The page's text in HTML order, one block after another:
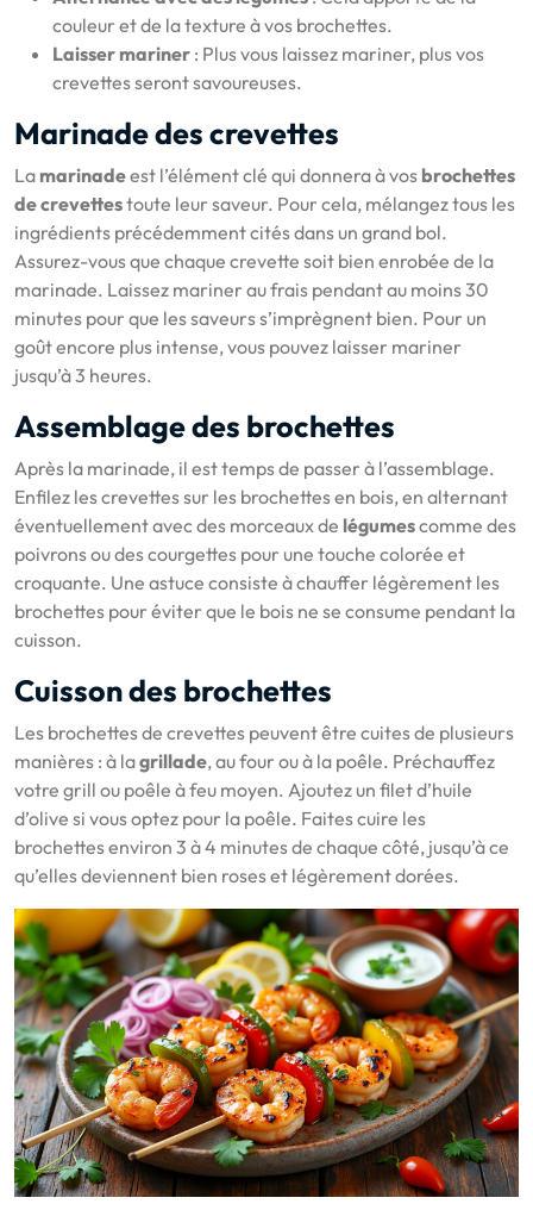
couleur et de la texture à vos brochettes.
Laisser mariner : Plus vous laissez mariner, plus vos
crevettes seront savoureuses.
Marinade des crevettes
La marinadeest l’élément clé qui donnera à vos brochettes
de crevettestoute leur saveur. Pour cela, mélangez tous les
ingrédients précédemment cités dans un grand bol.
Assurez-vous que chaque crevette soit bien enrobée de la
marinade. Laissez mariner au frais pendant au moins 30
minutes pour que les saveurs s’imprègnent bien. Pour un
goût encore plus intense, vous pouvez laisser mariner
jusqu’à 3 heures.
Assemblage des brochettes
Après la marinade, il est temps de passer à l’assemblage.
Enfilez les crevettes sur les brochettes en bois, en alternant
éventuellement avec des morceaux de légumescomme des
poivrons ou des courgettes pour une touche colorée et
croquante. Une astuce consiste à chauffer légèrement les
brochettes pour éviter que le bois ne se consume pendant la
cuisson.
Cuisson des brochettes
Les brochettes de crevettes peuvent être cuites de plusieurs
manières : à lagrillade, au four ou à la poêle. Préchauffez
votre grill ou poêle à feu moyen. Ajoutez un filet d’huile
d’olive si vous optez pour la poêle. Faites cuire les
brochettes environ 3 à 4 minutes de chaque côté, jusqu’à ce
qu’elles deviennent bien roses et légèrement dorées.